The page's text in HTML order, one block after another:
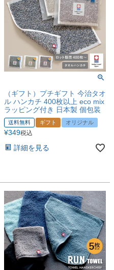
（ギフト）プチギフト 今治タオ
ル ハンカチ 400枚以上 eco mix
ラッピング付き 日本製 個包装
送料無料 ギフト オリジナル
¥349税込
詳細を見る